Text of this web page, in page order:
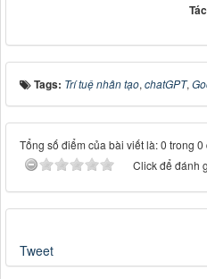
Tags: Trí tuệ nhân tạo, chatGPT,
Tổng số điểm của bài viết là: 0 trong 0
Click để đánh
Tweet